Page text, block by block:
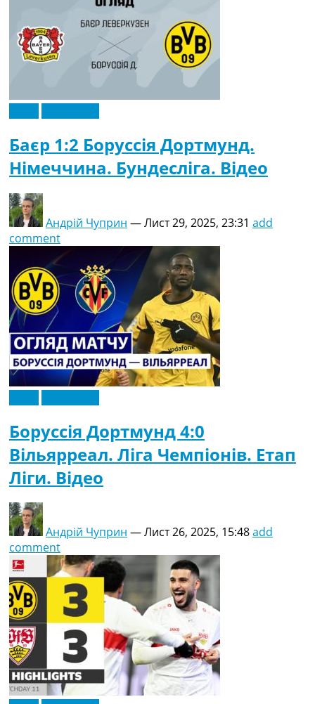
Баєр 1:2 Боруссія Дортмунд.
Німеччина. Бундесліга. Відео
Андрій Чуприн —Лист 29, 2025, 23:31 add
comment
Боруссія Дортмунд 4:0
Вільярреал. Ліга Чемпіонів. Етап
Ліги. Відео
Андрій Чуприн —Лист 26, 2025, 15:48add
comment